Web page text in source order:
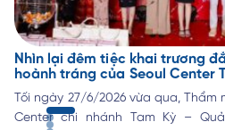
Nhìn lại đêm tiệc khai trương
hoành tráng của Seoul Center
Quảng Nam cùng hàng trăm
trị đã trao đi
Tối ngày 27/6/2026 vừa qua, Thẩm
Center chi nhánh Tam Kỳ –